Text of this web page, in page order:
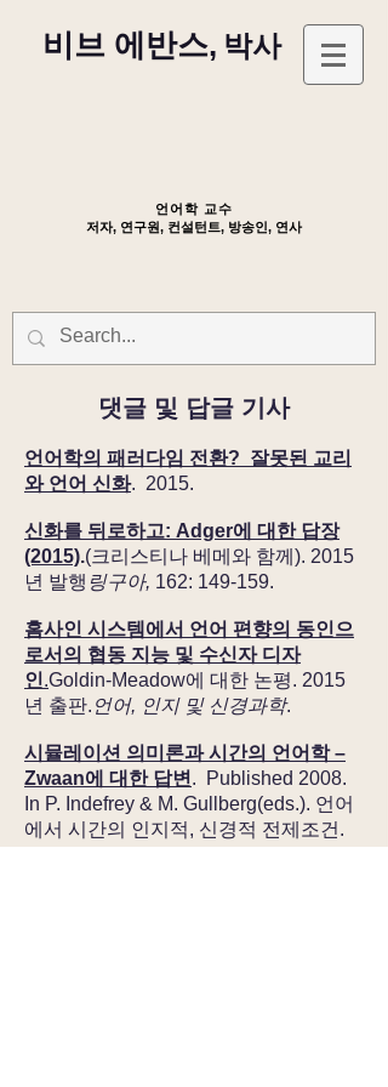
비브 에반스, 박사
언어학 교수
저자, 연구원, 컨설턴트, 방송인, 연사
댓글 및 답글 기사
언어학의 패러다임 전환? 잘못된 교리
와 언어 신화. 2015.
신화를 뒤로하고: Adger에 대한 답장
(2015).(크리스티나 베메와 함께). 2015
년 발행 링구아, 162: 149-159.
홈사인 시스템에서 언어 편향의 동인으
로서의 협동 지능 및 수신자 디자
인.Goldin-Meadow에 대한 논평. 2015
년 출판. 언어, 인지 및 신경과학.
시뮬레이션 의미론과 시간의 언어학 –
Zwaan에 대한 답변 . Published 2008.
In P. Indefrey & M. Gullberg(eds.). 언어
에서 시간의 인지적, 신경적 전제조건.